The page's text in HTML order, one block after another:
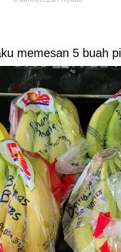
memesan 5 buah